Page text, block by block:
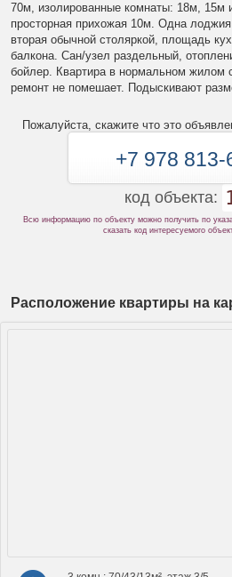
70м, изолированные комнаты: 18м, 15м
просторная прихожая 10м. Одна лоджия
вторая обычной столяркой, площадь
балкона. Сан/узел раздельный,
бойлер. Квартира в нормальном жилом
ремонт не помешает. Подыскивают
Пожалуйста, скажите что это
+7 978 813-
код объекта:
Всю информацию по объекту можно получить по
сказать код интересуемого
Расположение квартиры на